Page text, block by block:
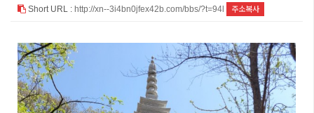
Short URL : http://xn--3i4bn0jfex42b.com/bbs/?t=94l 주소복사